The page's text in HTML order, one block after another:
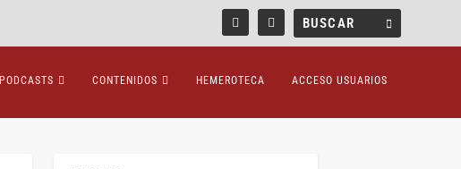
PODCASTS CONTENIDOS HEMEROTECA ACCESO USUARIOS